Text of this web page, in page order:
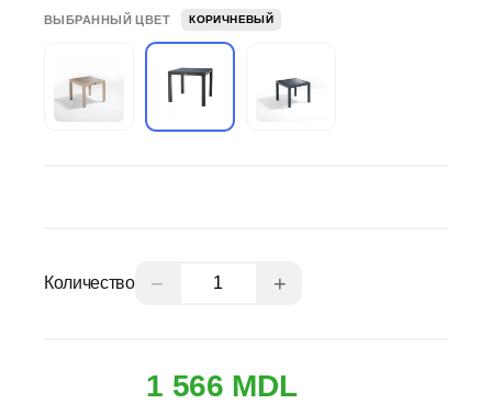
ВЫБРАННЫЙ ЦВЕТ КОРИЧНЕВЫЙ
Количество − +
1 566 MDL